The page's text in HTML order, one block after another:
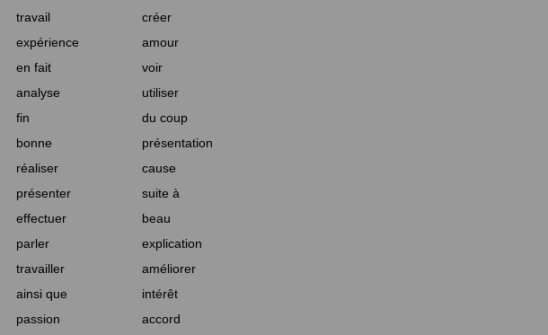
travail
créer
expérience
amour
en fait
voir
analyse
utiliser
fin
du coup
bonne
présentation
réaliser
cause
présenter
suite à
effectuer
beau
parler
explication
travailler
améliorer
ainsi que
intérêt
passion accord